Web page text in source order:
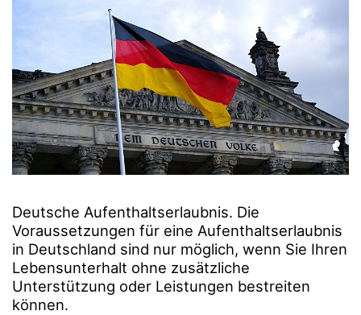
Deutsche Aufenthaltserlaubnis. Die
Voraussetzungen für eine Aufenthaltserlaubnis
in Deutschland sind nur möglich, wenn Sie Ihren
Lebensunterhalt ohne zusätzliche
Unterstützung oder Leistungen bestreiten
können.